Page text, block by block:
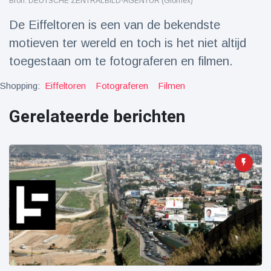
Reizen & Avontuur (77)
Laatste nieuws
Draakachtig
aangespoeld
17 July
43 Bekeken
op
Adembenemende
beelden:
acrobaat toont
spectaculaire
stunts
17 July
30 Bekeken
op
Een van de
grootste
radiotelescopen
ter wereld stort
in
9 May
16035 Bekeken
op
De Eiffeltoren is een van de bekendste
motieven ter wereld en toch is het niet altijd
toegestaan om te fotograferen en filmen.
Shopping: Eiffeltoren Fotograferen Filmen
Gerelateerde berichten